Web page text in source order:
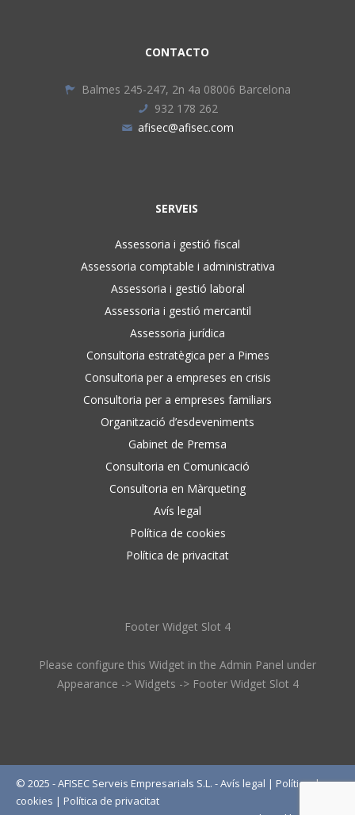
CONTACTO
Balmes 245-247, 2n 4a 08006 Barcelona
932 178 262
afisec@afisec.com
SERVEIS
Assessoria i gestió fiscal
Assessoria comptable i administrativa
Assessoria i gestió laboral
Assessoria i gestió mercantil
Assessoria jurídica
Consultoria estratègica per a Pimes
Consultoria per a empreses en crisis
Consultoria per a empreses familiars
Organització d’esdeveniments
Gabinet de Premsa
Consultoria en Comunicació
Consultoria en Màrqueting
Avís legal
Política de cookies
Política de privacitat
Footer Widget Slot 4
Please configure this Widget in the Admin Panel under
Appearance -> Widgets -> Footer Widget Slot 4
© 2025 - AFISEC Serveis Empresarials S.L. -Avís legal | Política de
cookies | Política de privacitat